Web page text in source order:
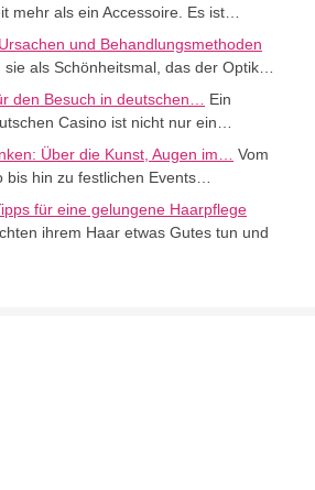
mehr als ein Accessoire. Es ist…
und Behandlungsmethoden
sie als Schönheitsmal, das der Optik…
den Besuch in deutschen… Ein
Casino ist nicht nur ein…
Über die Kunst, Augen im… Vom
bis hin zu festlichen Events…
für eine gelungene Haarpflege
ihrem Haar etwas Gutes tun und